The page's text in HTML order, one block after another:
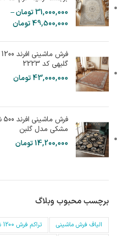
31,000,000تومان–
49,500,000تومان
گلبهی کد 2223
43,000,000تومان
مشکی مدل گلبن
14,200,000تومان
برچسب محبوب وبلاگ
الیاف فرش ماشینی
تراکم فرش 1200 شانه